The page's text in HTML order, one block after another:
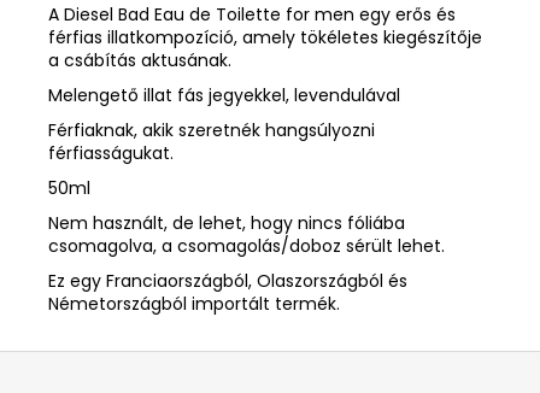
A Diesel Bad Eau de Toilette for men egy erős és
férfias illatkompozíció, amely tökéletes kiegészítője
a csábítás aktusának.
Melengető illat fás jegyekkel, levendulával
Férfiaknak, akik szeretnék hangsúlyozni
férfiasságukat.
50ml
Nem használt, de lehet, hogy nincs fóliába
csomagolva, a csomagolás/doboz sérült lehet.
Ez egy Franciaországból, Olaszországból és
Németországból importált termék.
L